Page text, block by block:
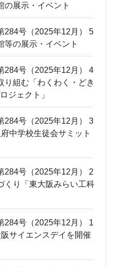
の展示・イベント
284号（2025年12月） 5
等の展示・イベント
284号（2025年12月） 4
り組む「わくわく・どき
ジェクト」
284号（2025年12月） 3
中学校生徒会サミット
284号（2025年12月） 2
くり「東大阪みらい工科
284号（2025年12月） 1
サイエンスデイを開催